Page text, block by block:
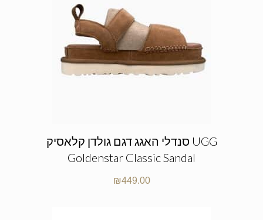
סנדלי האגג דגם גולדן קלאסיק UGG
Goldenstar Classic Sandal
₪449.00